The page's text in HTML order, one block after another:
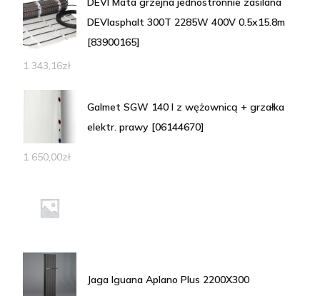
DEVIasphalt 300T 2285W 400V 0.5x15.8m
[83900165]
1 343,16zł
Galmet SGW 140 l z wężownicą + grzałka
elektr. prawy [06144670]
1 650,00zł
Jaga Iguana Aplano Plus 2200X300